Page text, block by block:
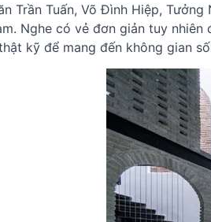
Trần Tuấn, Võ Đình Hiệp,
Nghe có vẻ đơn giản tuy
kỹ để mang đến không gian